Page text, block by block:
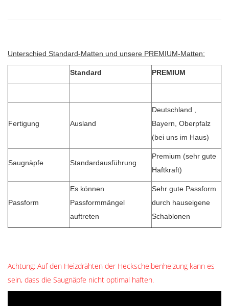
Unterschied Standard-Matten und unsere PREMIUM-Matten:
Standard PREMIUM
Fertigung Ausland
Deutschland ,
Bayern, Oberpfalz
(bei uns im Haus)
Saugnäpfe Standardausführung
Premium (sehr gute
Haftkraft)
Passform
Es können
Passformmängel
auftreten
Sehr gute Passform
durch hauseigene
Schablonen
Achtung: Auf den Heizdrähten der Heckscheibenheizung kann es
sein, dass die Saugnäpfe nicht optimal haften.